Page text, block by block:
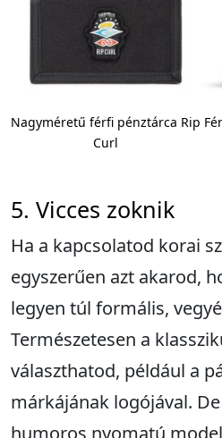
Nagyméretű férfi pénztárca Rip
Curl
5. Vicces zoknik
Ha a kapcsolatod korai
egyszerűen azt akarod,
legyen túl formális,
Természetesen a
választhatod, például a
márkájának logójával.
humoros nyomatú